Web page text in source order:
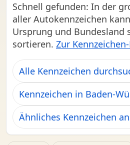
Schnell gefunden: In der
aller Autokennzeichen
Ursprung und Bundesland
sortieren. Zur
Alle Kennzeichen
Kennzeichen in Baden-
Ähnliches Kennzeichen